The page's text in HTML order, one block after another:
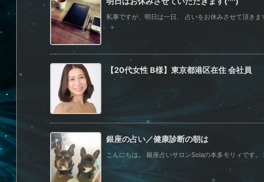
私事ですが、明日は一日、 占いをお休みさせて頂き
【20代女性 B様】東京都港区在住 会社員
銀座の占い／健康診断の朝は
こんにちは。 銀座占いサロンSolaの本多モリィです